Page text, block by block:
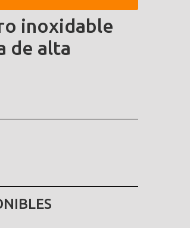
inoxidable
de alta